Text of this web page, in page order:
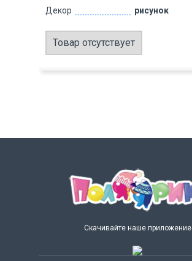
Декор
рисунок
Товар отсутствует
Скачивайте наше приложение